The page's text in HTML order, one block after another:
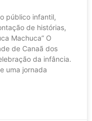
público infantil,
de histórias,
Machuca” O
de Canaã dos
da infância.
uma jornada